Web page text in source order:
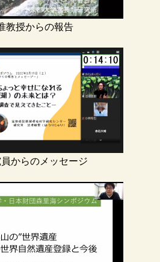
教授からの報告
からのメッセージ